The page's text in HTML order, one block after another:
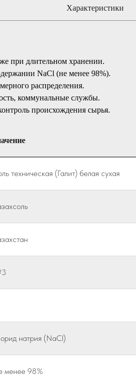
Характеристики
при длительном хранении.
NaCl (не менее 98%).
распределения.
коммунальные службы.
происхождения сырья.
техническая (Галит) белая сухая
натрия (NaCl)
менее 98%